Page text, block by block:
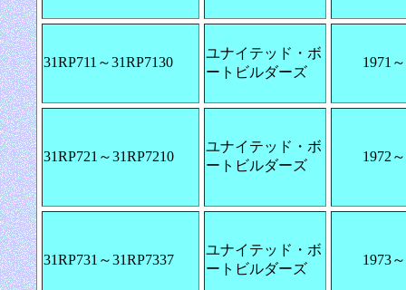
31RP711～31RP7130
ユナイテッド・ボ
ートビルダーズ
1971
31RP721～31RP7210
ユナイテッド・ボ
ートビルダーズ
1972
31RP731～31RP7337
ユナイテッド・ボ
ートビルダーズ
1973